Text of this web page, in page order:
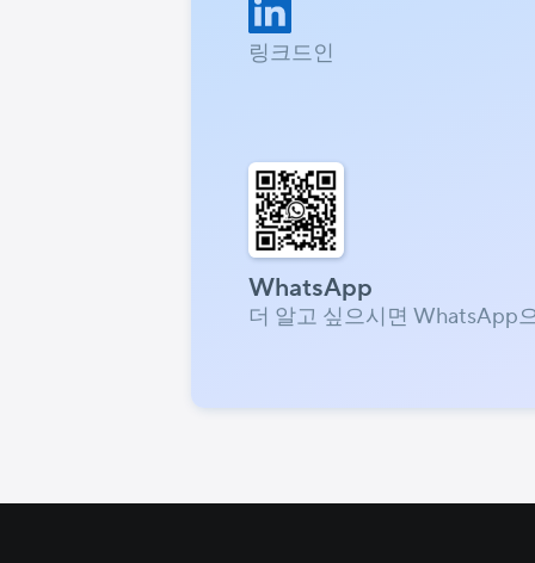
링크드인
WhatsApp
더 알고 싶으시면 WhatsApp